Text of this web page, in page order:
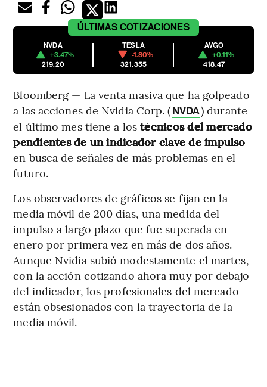
ÚLTIMAS COTIZACIONES
NVDA
+3.47%
219.20
TESLA
-1.80%
321.355
AVGO
+0.11%
418.47
Bloomberg — La venta masiva que ha golpeado
a las acciones de Nvidia Corp. (NVDA) durante
el último mes tiene a lostécnicos del mercado
pendientes de un indicador clave de impulso
en busca de señales de más problemas en el
futuro.
Los observadores de gráficos se fijan en la
media móvil de 200 días, una medida del
impulso a largo plazo que fue superada en
enero por primera vez en más de dos años.
Aunque Nvidia subió modestamente el martes,
con la acción cotizando ahora muy por debajo
del indicador, los profesionales del mercado
están obsesionados con la trayectoria de la
media móvil.